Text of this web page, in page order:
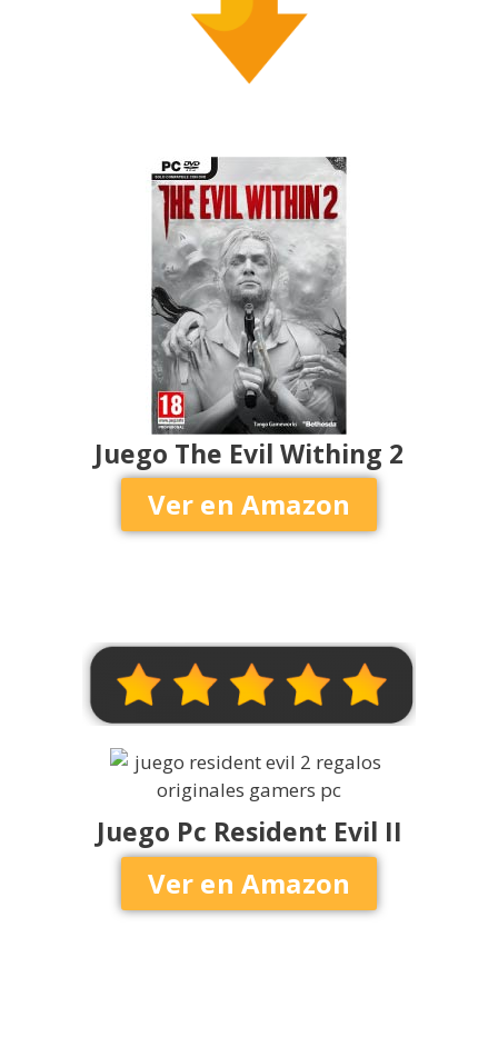
Juego The Evil Withing 2
Ver en Amazon
Juego Pc Resident Evil II
Ver en Amazon